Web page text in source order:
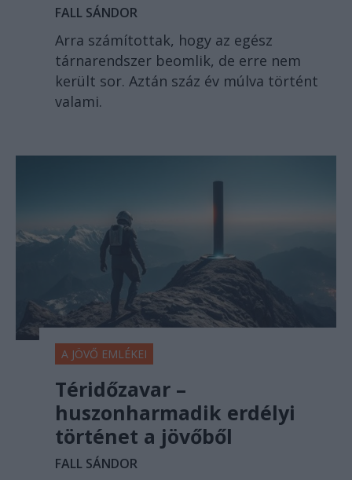
FALL SÁNDOR
Arra számítottak, hogy az egész
tárnarendszer beomlik, de erre nem
került sor. Aztán száz év múlva történt
valami.
A JÖVŐ EMLÉKEI
Téridőzavar –
huszonharmadik erdélyi
történet a jövőből
FALL SÁNDOR